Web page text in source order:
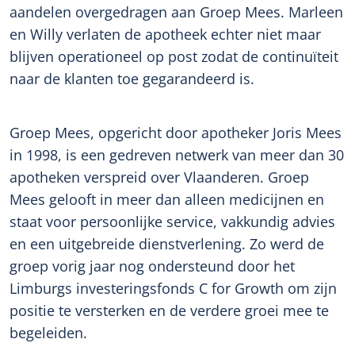
aandelen overgedragen aan Groep Mees. Marleen
en Willy verlaten de apotheek echter niet maar
blijven operationeel op post zodat de continuïteit
naar de klanten toe gegarandeerd is.
Groep Mees, opgericht door apotheker Joris Mees
in 1998, is een gedreven netwerk van meer dan 30
apotheken verspreid over Vlaanderen. Groep
Mees gelooft in meer dan alleen medicijnen en
staat voor persoonlijke service, vakkundig advies
en een uitgebreide dienstverlening. Zo werd de
groep vorig jaar nog ondersteund door het
Limburgs investeringsfonds C for Growth om zijn
positie te versterken en de verdere groei mee te
begeleiden.